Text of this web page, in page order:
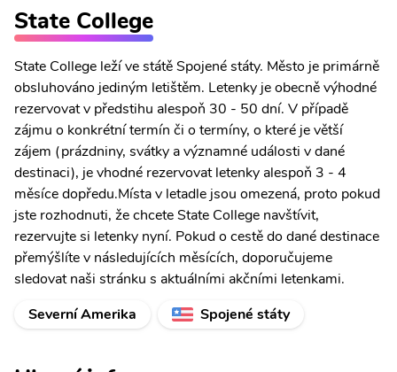
State College
State College leží ve státě Spojené státy. Město je primárně
obsluhováno jediným letištěm. Letenky je obecně výhodné
rezervovat v předstihu alespoň 30 - 50 dní. V případě
zájmu o konkrétní termín či o termíny, o které je větší
zájem (prázdniny, svátky a významné události v dané
destinaci), je vhodné rezervovat letenky alespoň 3 - 4
měsíce dopředu.Místa v letadle jsou omezená, proto pokud
jste rozhodnuti, že chcete State College navštívit,
rezervujte si letenky nyní. Pokud o cestě do dané destinace
přemýšlíte v následujících měsících, doporučujeme
sledovat naši stránku s aktuálními akčními letenkami.
Severní Amerika
Spojené státy